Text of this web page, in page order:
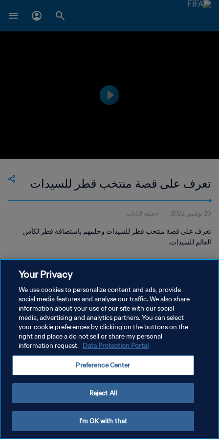
تعرف على قصة منتخب قطر للسيدات
20 نوفمبر 2022 1دقيقة 53ثانية
تعرف على قصة منتخب قطر للسيدات وحلمهم باستضافة قطر لكأس
العالم للسيدات.
سياسة الخصوصية
شروط الخدمة
إدارة تفضيلات ملفات تعريف الارتباط
Your Privacy
We use cookies to personalize content and ads, provide
social media features and analyse our traffic. We also share
information about your use of our site with our social
media, advertising and analytics partners. You can select
your cookie preferences by clicking on the buttons on the
right and place a do not sell or share my personal
information request. Data Protection Portal
Preference Center
Reject All
I'm OK with that